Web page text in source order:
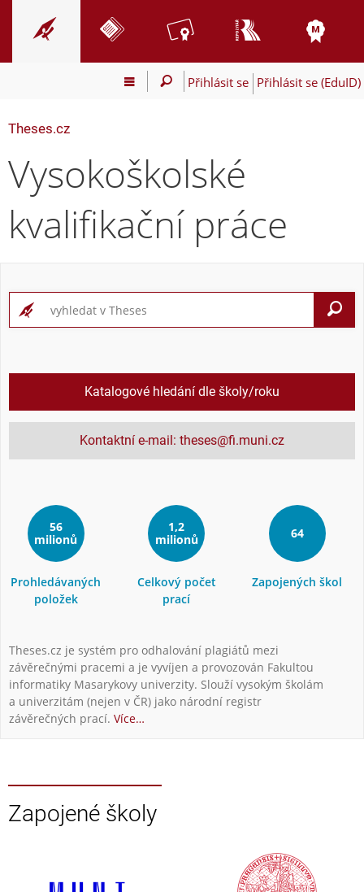
Přihlásit se Přihlásit se (EduID)
Theses.cz
Vysokoškolské
kvalifikační práce
Katalogové hledání dle školy/roku
Kontaktní e-mail: theses@fi.muni.cz
56
milionů
Prohledávaných
položek
1,2
milionů
Celkový počet
prací
64
Zapojených škol
Theses.cz je systém pro odhalování plagiátů mezi
závěrečnými pracemi a je vyvíjen a provozován Fakultou
informatiky Masarykovy univerzity. Slouží vysokým školám
a univerzitám (nejen v ČR) jako národní registr
závěrečných prací. Více…
Zapojené školy